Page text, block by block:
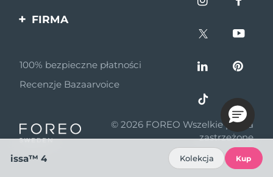
FIRMA
Program partnerski
Wiadomości
MYSA
100% bezpieczne płatności
Recenzje Bazaarvoice
© 2026 FOREO Wszelkie prawa
zastrzeżone
issa™ 4
Kolekcja Kup